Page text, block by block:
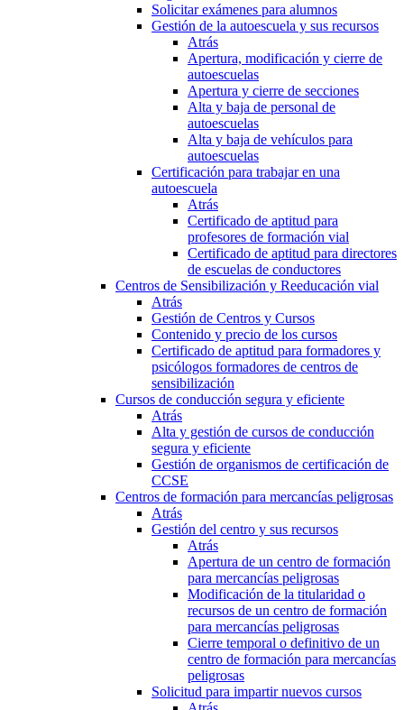
Solicitar exámenes para alumnos
Gestión de la autoescuela y sus recursos
Atrás
Apertura, modificación y cierre de
autoescuelas
Apertura y cierre de secciones
Alta y baja de personal de
autoescuelas
Alta y baja de vehículos para
autoescuelas
Certificación para trabajar en una
autoescuela
Atrás
Certificado de aptitud para
profesores de formación vial
Certificado de aptitud para directores
de escuelas de conductores
Centros de Sensibilización y Reeducación vial
Atrás
Gestión de Centros y Cursos
Contenido y precio de los cursos
Certificado de aptitud para formadores y
psicólogos formadores de centros de
sensibilización
Cursos de conducción segura y eficiente
Atrás
Alta y gestión de cursos de conducción
segura y eficiente
Gestión de organismos de certificación de
CCSE
Centros de formación para mercancías peligrosas
Atrás
Gestión del centro y sus recursos
Atrás
Apertura de un centro de formación
para mercancías peligrosas
Modificación de la titularidad o
recursos de un centro de formación
para mercancías peligrosas
Cierre temporal o definitivo de un
centro de formación para mercancías
peligrosas
Solicitud para impartir nuevos cursos